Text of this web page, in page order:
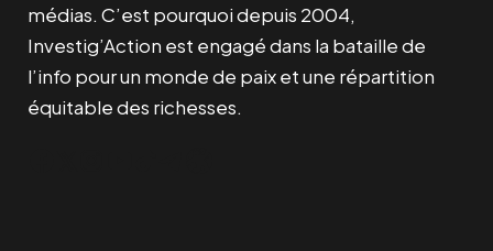
médias. C’est pourquoi depuis 2004,
Investig’Action est engagé dans la bataille de
l’info pour un monde de paix et une répartition
équitable des richesses.